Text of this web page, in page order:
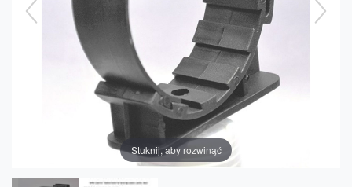
Stuknij, aby rozwinąć